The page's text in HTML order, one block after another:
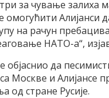
за чување залиха
омогућити Алијанси
на рачун
НАТО-а“,
објаснио да
Москве и Алијансе
од стране Русије.